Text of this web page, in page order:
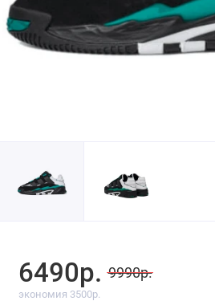
6490р. 9990р.
экономия 3500р.